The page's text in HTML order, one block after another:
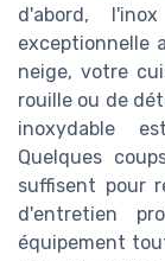
d'abord,
exceptionnelle
neige, votre
rouille ou de
inoxydable
Quelques
suffisent pour
d'entretien
équipement